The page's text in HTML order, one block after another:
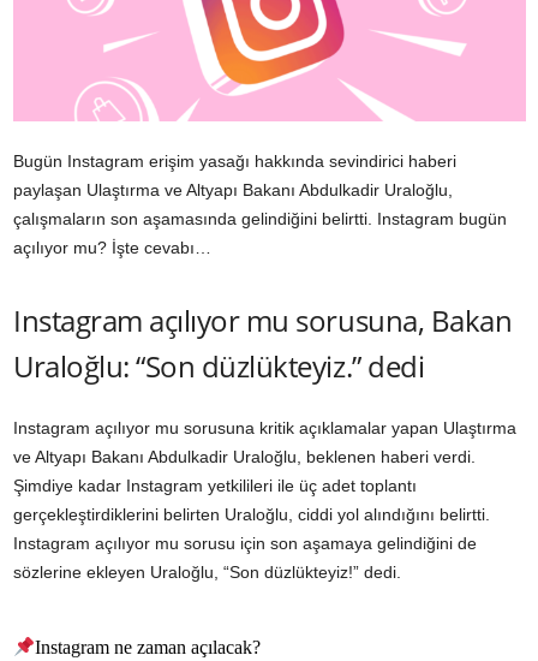
Bugün Instagram erişim yasağı hakkında sevindirici haberi
paylaşan Ulaştırma ve Altyapı Bakanı Abdulkadir Uraloğlu,
çalışmaların son aşamasında gelindiğini belirtti. Instagram bugün
açılıyor mu? İşte cevabı…
Instagram açılıyor mu sorusuna, Bakan
Uraloğlu: “Son düzlükteyiz.” dedi
Instagram açılıyor mu sorusuna kritik açıklamalar yapan Ulaştırma
ve Altyapı Bakanı Abdulkadir Uraloğlu, beklenen haberi verdi.
Şimdiye kadar Instagram yetkilileri ile üç adet toplantı
gerçekleştirdiklerini belirten Uraloğlu, ciddi yol alındığını belirtti.
Instagram açılıyor mu sorusu için son aşamaya gelindiğini de
sözlerine ekleyen Uraloğlu, “Son düzlükteyiz!” dedi.
Instagram ne zaman açılacak?